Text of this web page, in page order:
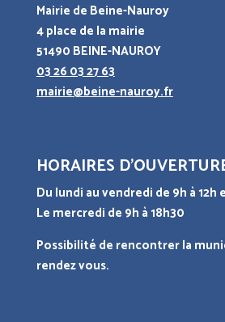
Mairie de Beine-Nauroy
4 place de la mairie
51490 BEINE-NAUROY
03 26 03 27 63
mairie@beine-nauroy.fr
HORAIRES
Du lundi au vendredi de 9h à 12h
Le mercredi de 9h à 18h30
Possibilité de rencontrer la
rendez vous.